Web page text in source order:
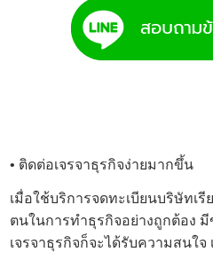
• ติดต่อเจรจาธุรกิจง่ายมากขึ้น
เมื่อใช้บริการจดทะเบียนบริษัทเ
ตนในการทำธุรกิจอย่างถูกต้อง
เจรจาธุรกิจก็จะได้รับความสนใจ